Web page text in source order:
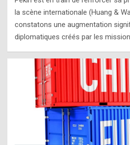
la scène internationale (Huang &
constatons une augmentation
diplomatiques créés par les